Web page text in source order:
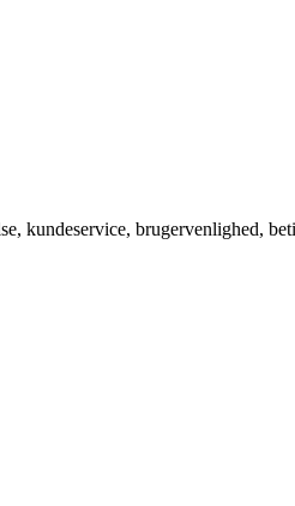
kundeservice, brugervenlighed,